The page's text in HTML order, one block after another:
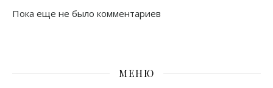
Пока еще не было комментариев
МЕНЮ